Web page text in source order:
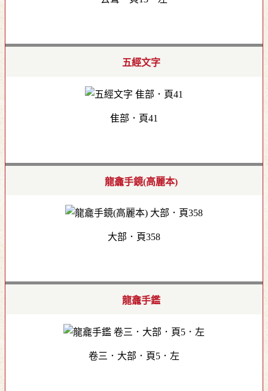
五經文字
隹部．頁41
龍龕手鏡(高麗本)
大部．頁358
龍龕手鑑
卷三．大部．頁5．左